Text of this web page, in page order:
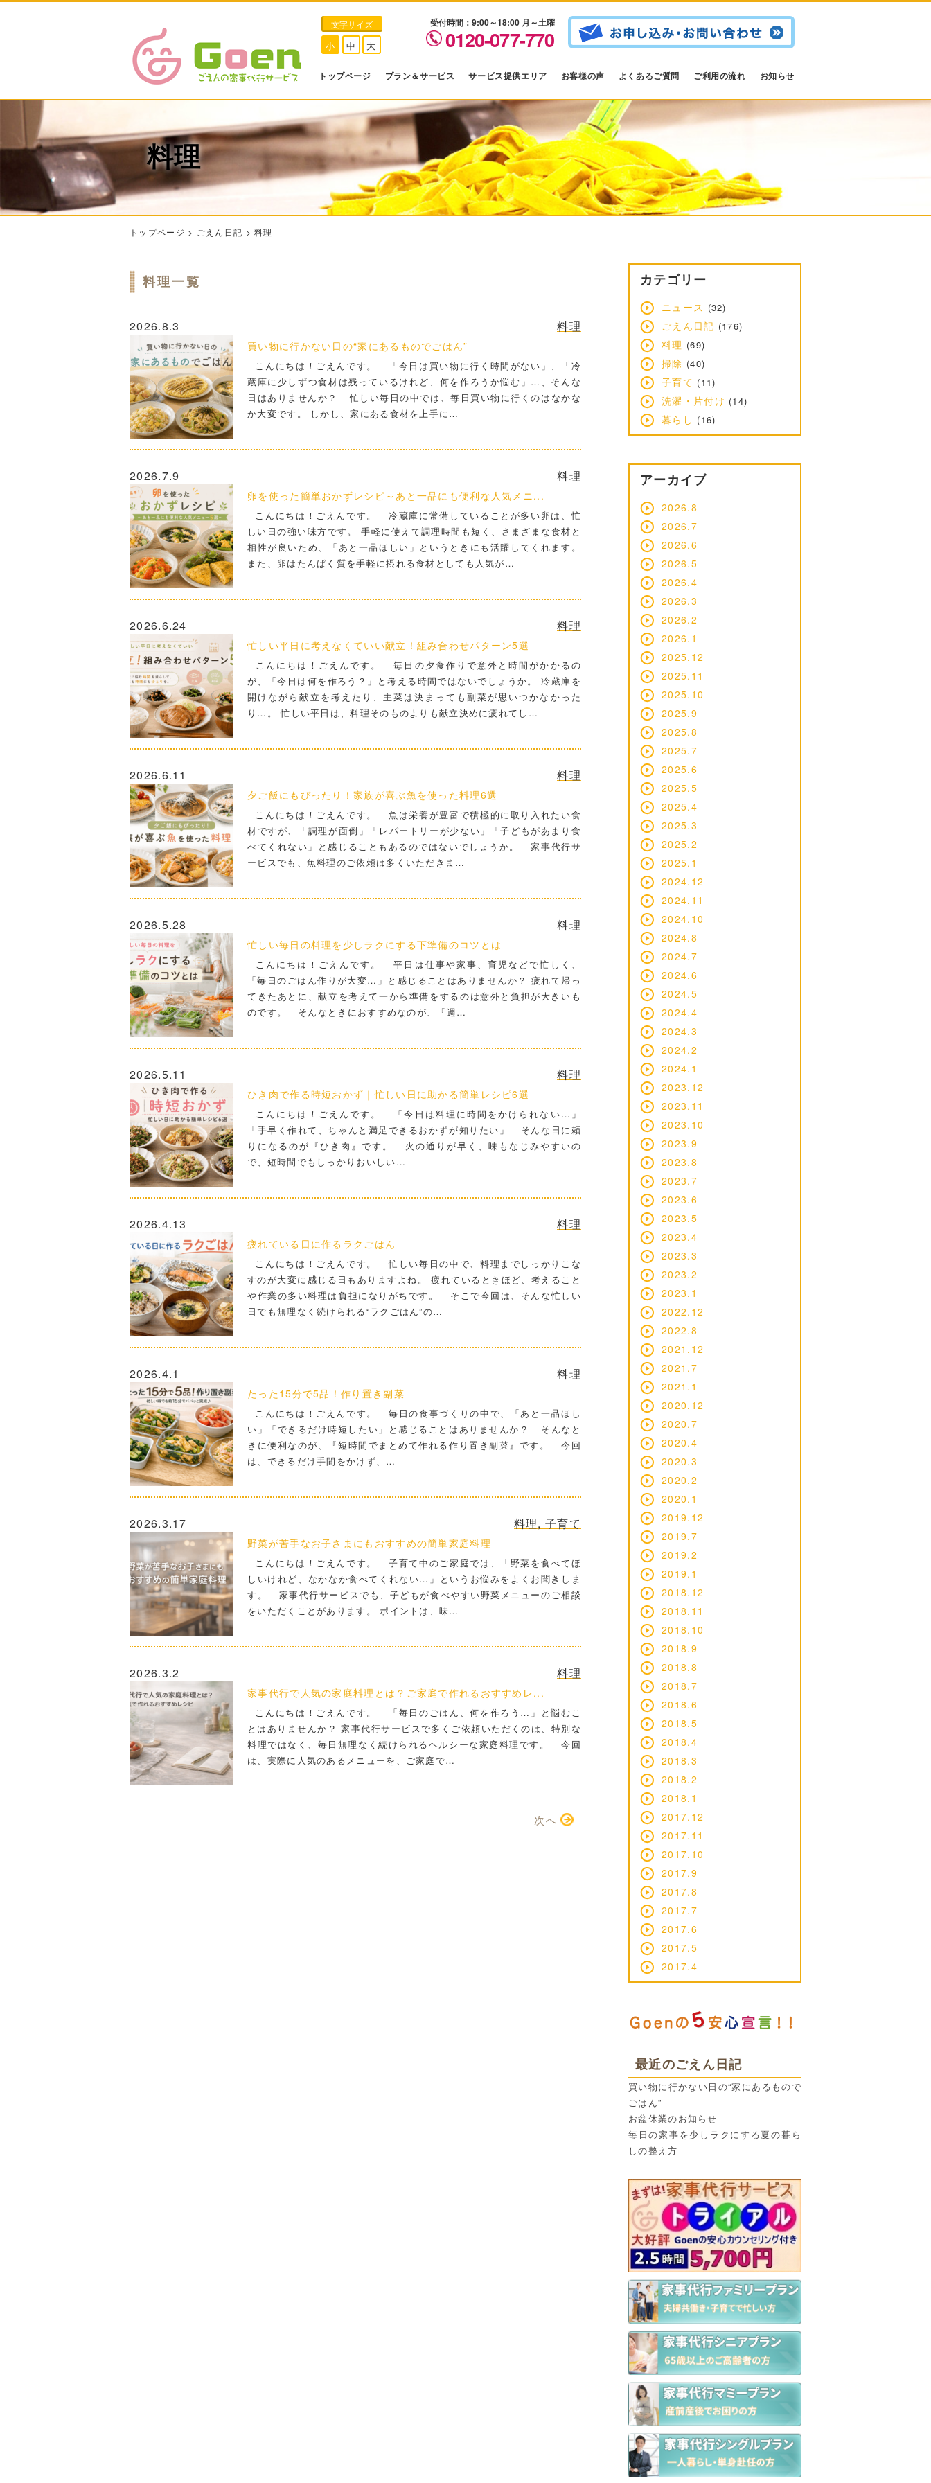
文字サイズ
小 中 大
受付時間：9:00～18:00 月～土曜
0120-077-770
トップページ プラン＆サービス サービス提供エリア お客様の声 よくあるご質問 ご利用の流れ お知らせ
料理
トップページ > ごえん日記 >料理
料理一覧
2026.8.3 料理
買い物に行かない日の“家にあるものでごはん”
こんにちは！ごえんです。 「今日は買い物に行く時間がない」、「冷
蔵庫に少しずつ食材は残っているけれど、何を作ろうか悩む」…、そんな
日はありませんか？ 忙しい毎日の中では、毎日買い物に行くのはなかな
か大変です。 しかし、家にある食材を上手に…
2026.7.9 料理
卵を使った簡単おかずレシピ～あと一品にも便利な人気メニ...
こんにちは！ごえんです。 冷蔵庫に常備していることが多い卵は、忙
しい日の強い味方です。 手軽に使えて調理時間も短く、さまざまな食材と
相性が良いため、「あと一品ほしい」というときにも活躍してくれます。
また、卵はたんぱく質を手軽に摂れる食材としても人気が…
2026.6.24 料理
忙しい平日に考えなくていい献立！組み合わせパターン5選
こんにちは！ごえんです。 毎日の夕食作りで意外と時間がかかるの
が、「今日は何を作ろう？」と考える時間ではないでしょうか。 冷蔵庫を
開けながら献立を考えたり、主菜は決まっても副菜が思いつかなかった
り…。 忙しい平日は、料理そのものよりも献立決めに疲れてし…
2026.6.11 料理
夕ご飯にもぴったり！家族が喜ぶ魚を使った料理6選
こんにちは！ごえんです。 魚は栄養が豊富で積極的に取り入れたい食
材ですが、「調理が面倒」「レパートリーが少ない」「子どもがあまり食
べてくれない」と感じることもあるのではないでしょうか。 家事代行サ
ービスでも、魚料理のご依頼は多くいただきま…
2026.5.28 料理
忙しい毎日の料理を少しラクにする下準備のコツとは
こんにちは！ごえんです。 平日は仕事や家事、育児などで忙しく、
「毎日のごはん作りが大変…」と感じることはありませんか？ 疲れて帰っ
てきたあとに、献立を考えて一から準備をするのは意外と負担が大きいも
のです。 そんなときにおすすめなのが、『週…
2026.5.11 料理
ひき肉で作る時短おかず｜忙しい日に助かる簡単レシピ6選
こんにちは！ごえんです。 「今日は料理に時間をかけられない…」
「手早く作れて、ちゃんと満足できるおかずが知りたい」 そんな日に頼
りになるのが『ひき肉』です。 火の通りが早く、味もなじみやすいの
で、短時間でもしっかりおいしい…
2026.4.13 料理
疲れている日に作るラクごはん
こんにちは！ごえんです。 忙しい毎日の中で、料理までしっかりこな
すのが大変に感じる日もありますよね。 疲れているときほど、考えること
や作業の多い料理は負担になりがちです。 そこで今回は、そんな忙しい
日でも無理なく続けられる“ラクごはん”の…
2026.4.1 料理
たった15分で5品！作り置き副菜
こんにちは！ごえんです。 毎日の食事づくりの中で、「あと一品ほし
い」「できるだけ時短したい」と感じることはありませんか？ そんなと
きに便利なのが、『短時間でまとめて作れる作り置き副菜』です。 今回
は、できるだけ手間をかけず、…
2026.3.17 料理,子育て
野菜が苦手なお子さまにもおすすめの簡単家庭料理
こんにちは！ごえんです。 子育て中のご家庭では、「野菜を食べてほ
しいけれど、なかなか食べてくれない…」というお悩みをよくお聞きしま
す。 家事代行サービスでも、子どもが食べやすい野菜メニューのご相談
をいただくことがあります。 ポイントは、味…
2026.3.2 料理
家事代行で人気の家庭料理とは？ご家庭で作れるおすすめレ...
こんにちは！ごえんです。 「毎日のごはん、何を作ろう…」と悩むこ
とはありませんか？ 家事代行サービスで多くご依頼いただくのは、特別な
料理ではなく、毎日無理なく続けられるヘルシーな家庭料理です。 今回
は、実際に人気のあるメニューを、ご家庭で…
次へ
カテゴリー
ニュース (32)
ごえん日記 (176)
料理 (69)
掃除 (40)
子育て (11)
洗濯・片付け (14)
暮らし (16)
アーカイブ
2026.8
2026.7
2026.6
2026.5
2026.4
2026.3
2026.2
2026.1
2025.12
2025.11
2025.10
2025.9
2025.8
2025.7
2025.6
2025.5
2025.4
2025.3
2025.2
2025.1
2024.12
2024.11
2024.10
2024.8
2024.7
2024.6
2024.5
2024.4
2024.3
2024.2
2024.1
2023.12
2023.11
2023.10
2023.9
2023.8
2023.7
2023.6
2023.5
2023.4
2023.3
2023.2
2023.1
2022.12
2022.8
2021.12
2021.7
2021.1
2020.12
2020.7
2020.4
2020.3
2020.2
2020.1
2019.12
2019.7
2019.2
2019.1
2018.12
2018.11
2018.10
2018.9
2018.8
2018.7
2018.6
2018.5
2018.4
2018.3
2018.2
2018.1
2017.12
2017.11
2017.10
2017.9
2017.8
2017.7
2017.6
2017.5
2017.4
最近のごえん日記
買い物に行かない日の“家にあるもので
ごはん”
お盆休業のお知らせ
毎日の家事を少しラクにする夏の暮ら
しの整え方